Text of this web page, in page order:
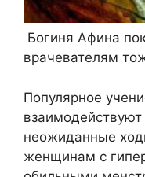
Богиня Афина
врачевателям
Популярное
неожиданные
женщинам с